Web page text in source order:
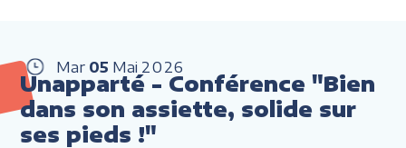
Mar 05 Mai 2026
Unapparté - Conférence "Bien
dans son assiette, solide sur
ses pieds !"